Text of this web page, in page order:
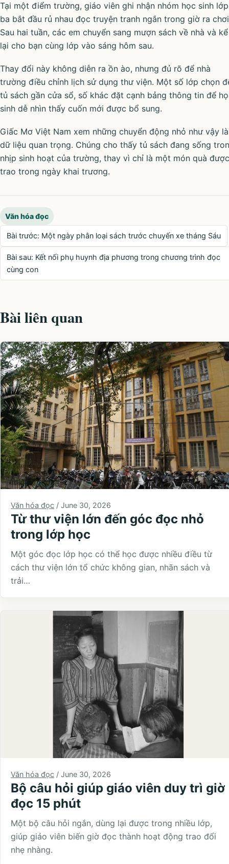
Tại một điểm trường, giáo viên ghi nhận nhóm học sinh lớp
ba bắt đầu rủ nhau đọc truyện tranh ngắn trong giờ ra
Sau hai tuần, các em chuyển sang mượn sách về nhà và kể
lại cho bạn cùng lớp vào sáng hôm sau.
Thay đổi này không diễn ra ồn ào, nhưng đủ rõ để nhà
trường điều chỉnh lịch sử dụng thư viện. Một số lớp chọn
tủ sách gần cửa sổ, số khác đặt cạnh bảng thông tin để
sinh dễ nhìn thấy cuốn mới được bổ sung.
Giấc Mơ Việt Nam xem những chuyển động nhỏ như vậy là
dữ liệu quan trọng. Chúng cho thấy tủ sách đang sống
nhịp sinh hoạt của trường, thay vì chỉ là một món quà được
trao trong ngày khai trương.
Văn hóa đọc
Post navigation
Bài trước: Một ngày phân loại sách trước chuyến xe tháng Sáu
Bài sau: Kết nối phụ huynh địa phương trong chương trình đọc
cùng con
Bài liên quan
Văn hóa đọc / June 30, 2026
Từ thư viện lớn đến góc đọc nhỏ
trong lớp học
Một góc đọc lớp học có thể học được nhiều điều từ
cách thư viện lớn tổ chức không gian, nhãn sách và
trải…
Văn hóa đọc / June 30, 2026
Bộ câu hỏi giúp giáo viên duy trì giờ
đọc 15 phút
Một bộ câu hỏi ngắn, dùng lại được trong nhiều lớp,
giúp giáo viên biến giờ đọc thành hoạt động trao đổi
nhẹ nhàng.